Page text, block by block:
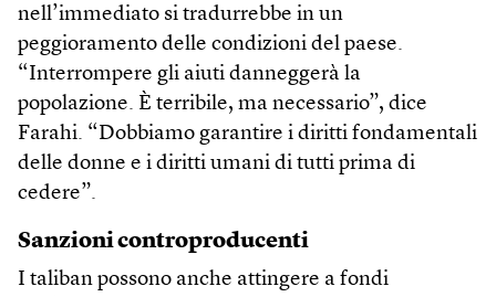
nell’immediato si tradurrebbe in un
peggioramento delle condizioni del paese.
“Interrompere gli aiuti danneggerà la
popolazione. È terribile, ma necessario”, dice
Farahi. “Dobbiamo garantire i diritti fondamentali
delle donne e i diritti umani di tutti prima di
cedere”.
Sanzioni controproducenti
I taliban possono anche attingere a fondi